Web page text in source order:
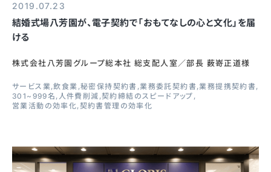
2019.07.23
結婚式場八芳園が、電子契約で「おもてなしの心と文化」を届
ける
株式会社八芳園グループ総本社 総支配人室／部長 薮嵜正道様
サービス業 飲食業 秘密保持契約書 業務委託契約書 業務提携契約書
301~999名 人件費削減 契約締結のスピードアップ
営業活動の効率化 契約書管理の効率化